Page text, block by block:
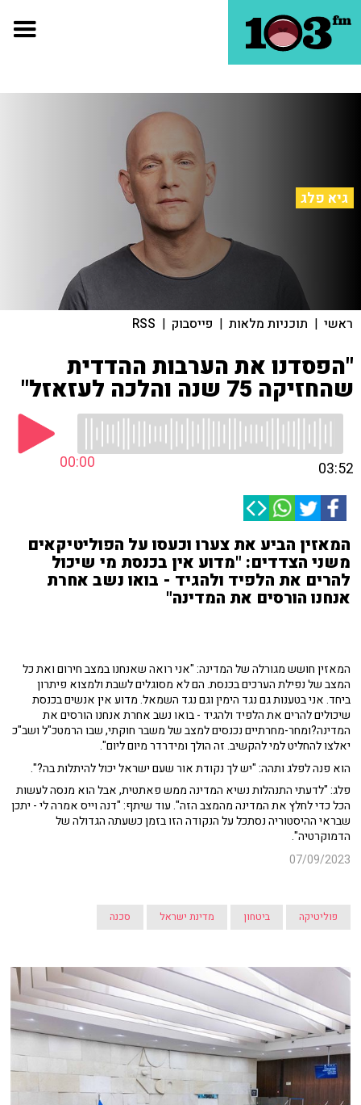
גיא פלג
ראשי | תוכניות מלאות | פייסבוק |
RSS
"הפסדנו את הערבות ההדדית
שהחזיקה 75 שנה והלכה לעזאזל"
00:00 03:52
המאזין הביע את צערו וכעסו על הפוליטיקאים
משני הצדדים: "מדוע אין בכנסת מי שיכול
להרים את הלפיד ולהגיד - בואו נשב אחרת
אנחנו הורסים את המדינה"
המאזין חושש מגורלה של המדינה: "אני רואה שאנחנו במצב חירום ואת כל
המצב של נפילת הערכים בכנסת. הם לא מסוגלים לשבת ולמצוא פיתרון
ביחד. אני בטענות גם נגד הימין וגם נגד השמאל. מדוע אין אנשים בכנסת
שיכולים להרים את הלפיד ולהגיד - בואו נשב אחרת אנחנו הורסים את
המדינה?ומחר-מחרתיים נכנסים למצב של משבר חוקתי, שבו הרמטכ"ל ושב"כ
יאלצו להחליט למי להקשיב. זה הולך ומידרדר מיום ליום".
הוא פנה לפלג ותהה: "יש לך נקודת אור שעם ישראל יכול להיתלות בה?".
פלג: "לדעתי התנהלות נשיא המדינה ממש פאתטית, אבל הוא מנסה לעשות
הכל כדי לחלץ את המדינה מהמצב הזה". עוד שיתף: "דנה וייס אמרה לי - יתכן
שבראי ההיסטוריה נסתכל על הנקודה הזו בזמן כשעתה הגדולה של
הדמוקרטיה".
07/09/2023
פוליטיקה ביטחון מדינת ישראל סכנה